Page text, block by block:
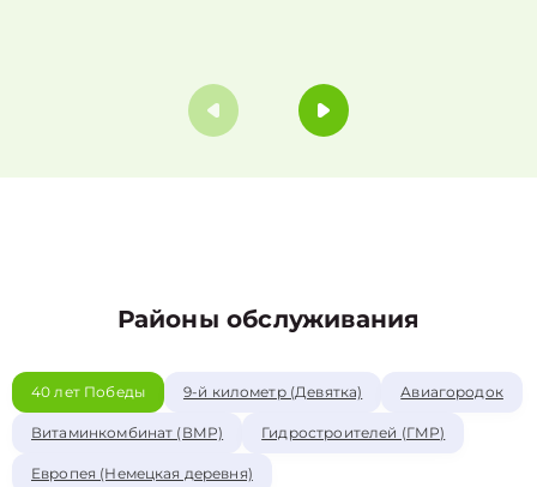
Районы обслуживания
40 лет Победы 9-й километр (Девятка) Авиагородок
Витаминкомбинат (ВМР) Гидростроителей (ГМР)
Европея (Немецкая деревня)